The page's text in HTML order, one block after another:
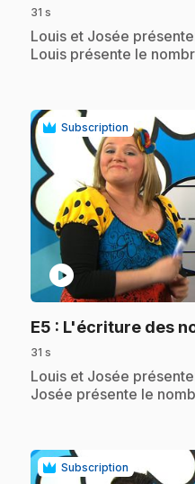
31 s
.Louis et Josée
Louis présente le
Subscription
play_circle
E5 : L'écriture des
31 s
.Louis et Josée
Josée présente le
Subscription